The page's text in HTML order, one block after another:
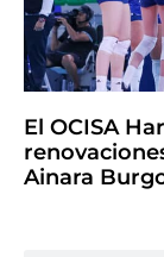
El OCISA
Ainara